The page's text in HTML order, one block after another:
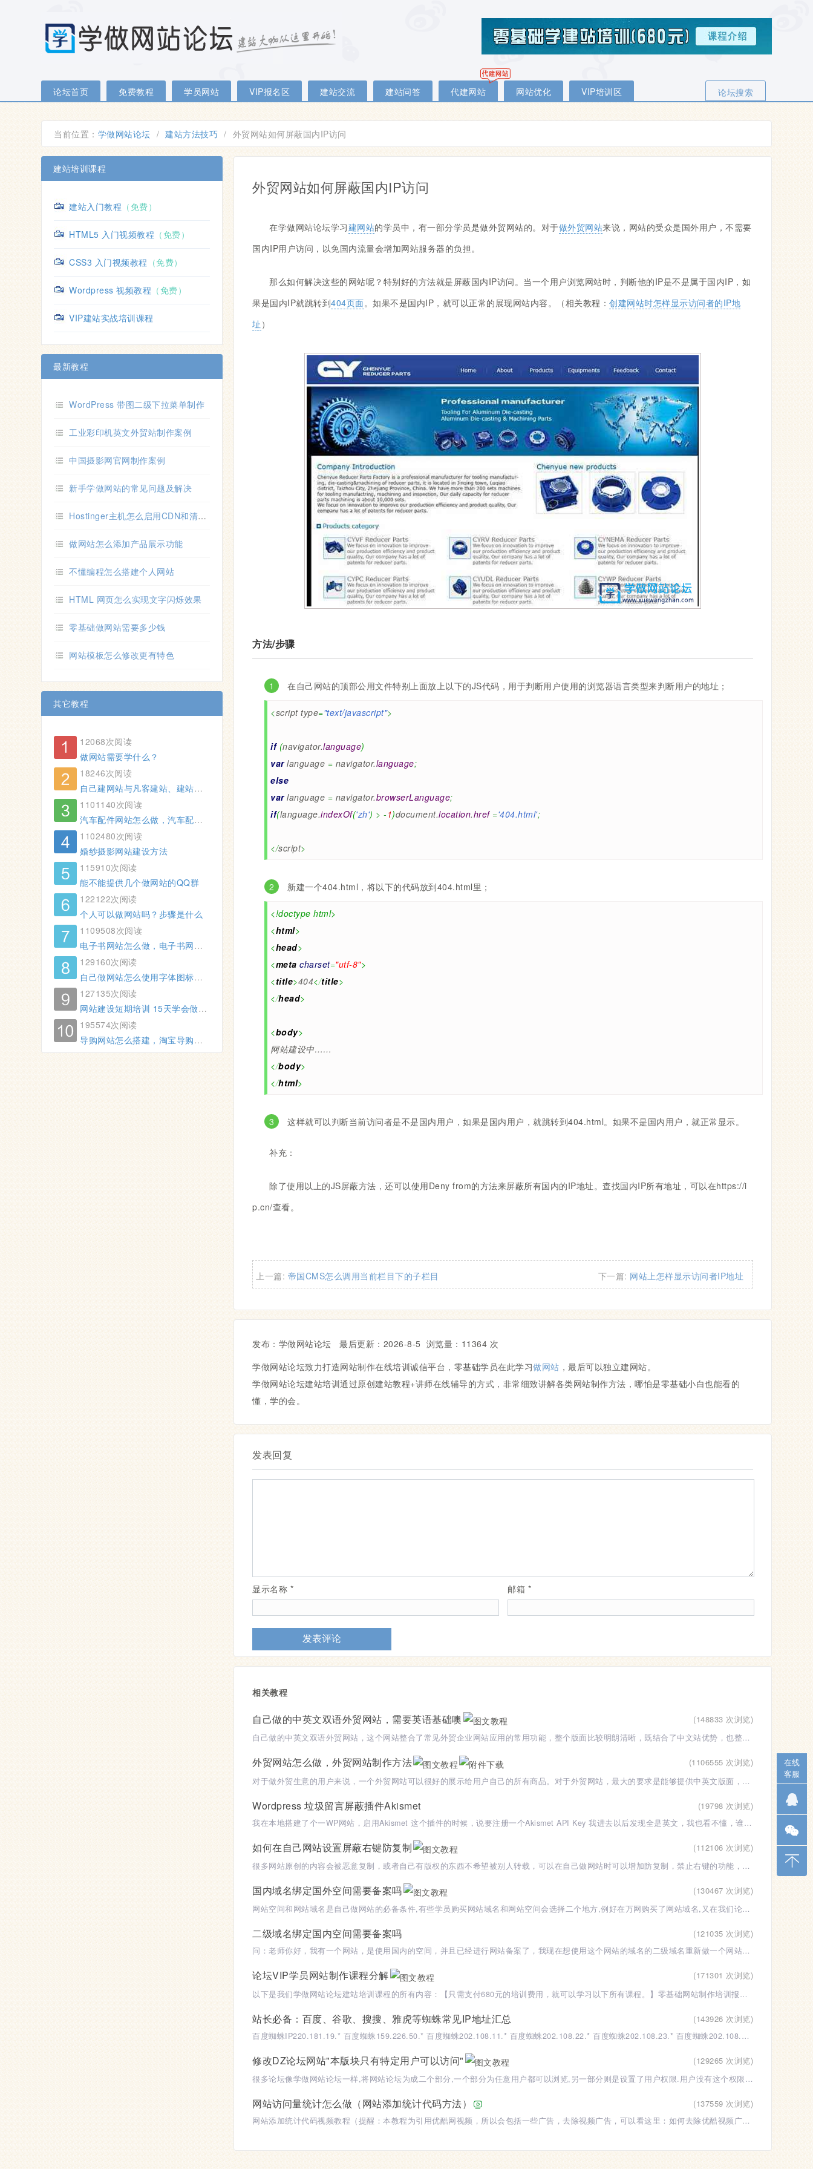
论坛首页 免费教程 学员网站 VIP报名区 建站交流 建站问答 代建网站 网站优化 VIP培训区 论坛搜索
当前位置： 学做网站论坛 / 建站方法技巧 / 外贸网站如何屏蔽国内IP访问
外贸网站如何屏蔽国内IP访问
在学做网站论坛学习建网站的学员中，有一部分学员是做外贸网站的。对于做外贸网站来说，网站的受众是国外用户，不需要
国内IP用户访问，以免国内流量会增加网站服务器的负担。
那么如何解决这些的网站呢？特别好的方法就是屏蔽国内IP访问。当一个用户浏览网站时，判断他的IP是不是属于国内IP，如
果是国内IP就跳转到404页面。如果不是国内IP，就可以正常的展现网站内容。（相关教程： 创建网站时怎样显示访问者的IP地
址 ）
方法/步骤
在自己网站的顶部公用文件特别上面放上以下的JS代码，用于判断用户使用的浏览器语言类型来判断用户的地址；
<script type="text/javascript">
if (navigator.language)
varlanguage = navigator.language;
else
varlanguage = navigator.browserLanguage;
if(language.indexOf('zh') > - 1)document.location.href ='404.html';
</script>
新建一个404.html，将以下的代码放到404.html里；
<!doctype html>
<html>
<head>
<meta charset="utf-8">
<title>404</title>
</head>
<body>
网站建设中……
</body>
</html>
这样就可以判断当前访问者是不是国内用户，如果是国内用户，就跳转到404.html。如果不是国内用户，就正常显示。
补充：
除了使用以上的JS屏蔽方法，还可以使用Deny from的方法来屏蔽所有国内的IP地址。查找国内IP所有地址，可以在https://i
p.cn/查看。
上一篇: 帝国CMS怎么调用当前栏目下的子栏目 下一篇: 网站上怎样显示访问者IP地址
发布：学做网站论坛 最后更新： 2026-8-5 浏览量：11364 次
学做网站论坛致力打造网站制作在线培训诚信平台，零基础学员在此学习做网站 ，最后可以独立建网站。
学做网站论坛建站培训通过原创建站教程+讲师在线辅导的方式，非常细致讲解各类网站制作方法，哪怕是零基础小白也能看的
懂，学的会。
发表回复
显示名称 * 邮箱 *
相关教程
自己做的中英文双语外贸网站，需要英语基础噢 (148833 次浏览)
自己做的中英文双语外贸网站，这个网站整合了常见外贸企业网站应用的常用功能，整个版面比较明朗清晰，既结合了中文站优势，也整合了英文站的特点，是
外贸网站怎么做，外贸网站制作方法 (1106555 次浏览)
对于做外贸生意的用户来说，一个外贸网站可以很好的展示给用户自己的所有商品。对于外贸网站，最大的要求是能够提供中英文版面，提供给不同用户浏览。
Wordpress 垃圾留言屏蔽插件Akismet (19798 次浏览)
我在本地搭建了个一WP网站，启用Akismet 这个插件的时候，说要注册一个Akismet API Key 我进去以后发现全是英文，我也看不懂，谁有教程呀。然后安装百
如何在自己网站设置屏蔽右键防复制 (112106 次浏览)
很多网站原创的内容会被恶意复制，或者自己有版权的东西不希望被别人转载，可以在自己做网站时可以增加防复制，禁止右键的功能，也可以达到网站文章复
国内域名绑定国外空间需要备案吗 (130467 次浏览)
网站空间和网站域名是自己做网站的必备条件,有些学员购买网站域名和网站空间会选择二个地方,例好在万网购买了网站域名,又在我们论坛购买了香港空间,那
二级域名绑定国内空间需要备案吗 (121035 次浏览)
问：老师你好，我有一个网站，是使用国内的空间，并且已经进行网站备案了，我现在想使用这个网站的域名的二级域名重新做一个网站，网站内容与这个网站
论坛VIP学员网站制作课程分解 (171301 次浏览)
以下是我们学做网站论坛建站培训课程的所有内容：【只需支付680元的培训费用，就可以学习以下所有课程。】零基础网站制作培训报名地址：https://w
站长必备：百度、谷歌、搜搜、雅虎等蜘蛛常见IP地址汇总 (143926 次浏览)
百度蜘蛛IP220.181.19.* 百度蜘蛛159.226.50.* 百度蜘蛛202.108.11.* 百度蜘蛛202.108.22.* 百度蜘蛛202.108.23.* 百度蜘蛛202.108.249
修改DZ论坛网站"本版块只有特定用户可以访问" (129265 次浏览)
很多论坛像学做网站论坛一样,将网站论坛为成二个部分,一个部分为任意用户都可以浏览,另一部分则是设置了用户权限.用户没有这个权限时,会提示"本版块只
网站访问量统计怎么做（网站添加统计代码方法） (137559 次浏览)
网站添加统计代码视频教程（提醒：本教程为引用优酷网视频，所以会包括一些广告，去除视频广告，可以看这里：如何去除优酷视频广告）网站添加统
建站培训课程
建站入门教程 （免费）
HTML5 入门视频教程 （免费）
CSS3 入门视频教程 （免费）
Wordpress 视频教程 （免费）
VIP建站实战培训课程
最新教程
WordPress 带图二级下拉菜单制作
工业彩印机英文外贸站制作案例
中国摄影网官网制作案例
新手学做网站的常见问题及解决
Hostinger主机怎么启用CDN和清除主机缓存
做网站怎么添加产品展示功能
不懂编程怎么搭建个人网站
HTML 网页怎么实现文字闪烁效果
零基础做网站需要多少钱
网站模板怎么修改更有特色
其它教程
12068次阅读
做网站需要学什么？
18246次阅读
自己建网站与凡客建站、建站之星有什么区别
1101140次阅读
汽车配件网站怎么做，汽车配件的网站制作方法
1102480次阅读
婚纱摄影网站建设方法
115910次阅读
能不能提供几个做网站的QQ群
122122次阅读
个人可以做网站吗？步骤是什么
1109508次阅读
电子书网站怎么做，电子书网站制作方法
129160次阅读
自己做网站怎么使用字体图标（font-awesome图标使用方法）
127135次阅读
网站建设短期培训 15天学会做网站
195574次阅读
导购网站怎么搭建，淘宝导购网站制作教程
在线
客服